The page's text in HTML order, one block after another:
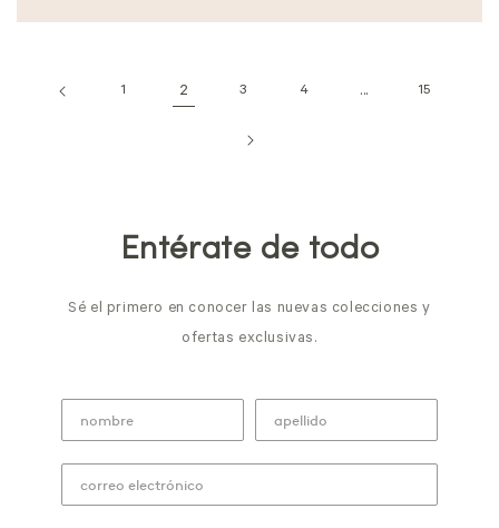
1 2 3 4 ... 15
Entérate de todo
Sé el primero en conocer las nuevas colecciones y
ofertas exclusivas.